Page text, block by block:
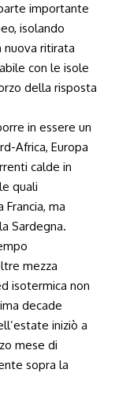
importante
isolando
nuova ritirata
con le isole
della risposta
in essere un
Africa, Europa
calde in
quali
ma
Sardegna.
mezza
isotermica non
decade
iniziò a
mese di
sopra la